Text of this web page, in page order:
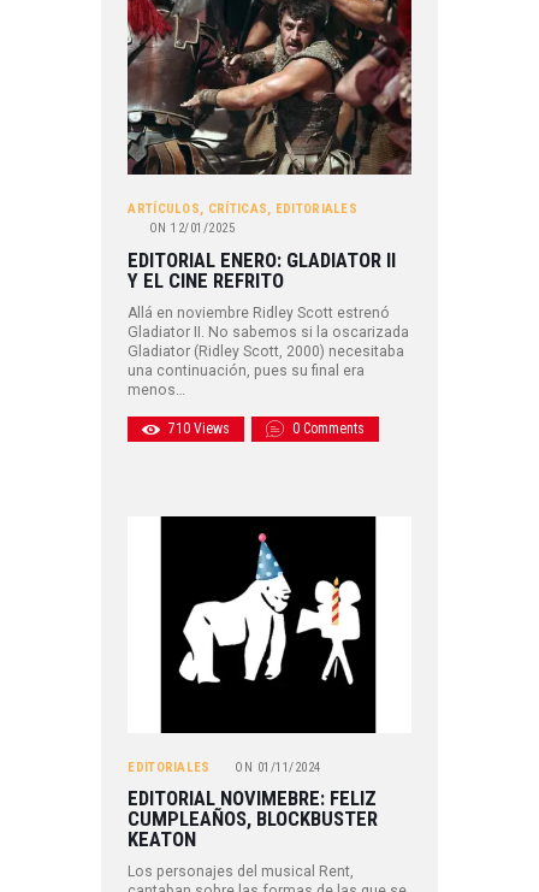
ARTÍCULOS, CRÍTICAS, EDITORIALES
ON 12/01/2025
EDITORIAL ENERO: GLADIATOR II
Y EL CINE REFRITO
Allá en noviembre Ridley Scott estrenó
Gladiator II. No sabemos si la oscarizada
Gladiator (Ridley Scott, 2000) necesitaba
una continuación, pues su final era
menos…
710 Views 0 Comments
EDITORIALES ON 01/11/2024
EDITORIAL NOVIMEBRE: FELIZ
CUMPLEAÑOS, BLOCKBUSTER
KEATON
Los personajes del musical Rent,